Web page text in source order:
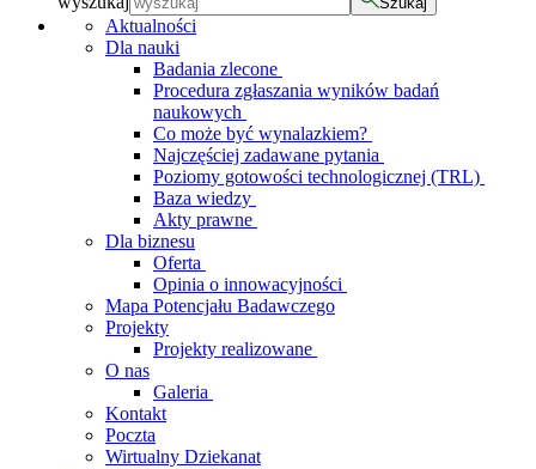
Aktualności
Dla nauki
Badania zlecone
Procedura zgłaszania wyników badań
naukowych
Co może być wynalazkiem?
Najczęściej zadawane pytania
Poziomy gotowości technologicznej (TRL)
Baza wiedzy
Akty prawne
Dla biznesu
Oferta
Opinia o innowacyjności
Mapa Potencjału Badawczego
Projekty
Projekty realizowane
O nas
Galeria
Kontakt
Poczta
Wirtualny Dziekanat